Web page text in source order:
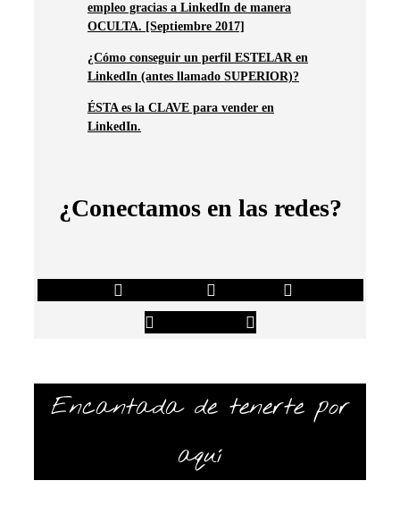
empleo gracias a LinkedIn de manera
OCULTA. [Septiembre 2017]
¿Cómo conseguir un perfil ESTELAR en
LinkedIn (antes llamado SUPERIOR)?
ÉSTA es la CLAVE para vender en
LinkedIn.
¿Conectamos en las redes?
Encantada de tenerte por
aquí